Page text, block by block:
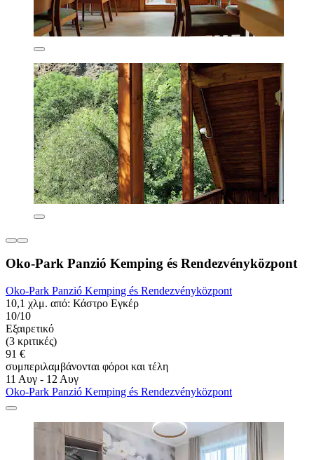
Oko-Park Panzió Kemping és Rendezvényközpont
Oko-Park Panzió Kemping és Rendezvényközpont
10,1 χλμ. από: Κάστρο Εγκέρ
10/10
Εξαιρετικό
(3 κριτικές)
91 €
συμπεριλαμβάνονται φόροι και τέλη
11 Αυγ - 12 Αυγ
Oko-Park Panzió Kemping és Rendezvényközpont